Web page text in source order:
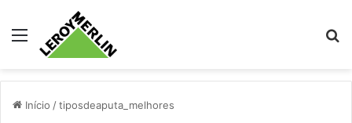
Menu
Início /tiposdeaputa_melhores